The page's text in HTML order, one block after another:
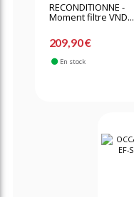
RECONDITIONNE -
Moment filtre VND...
209,90 €
En stock